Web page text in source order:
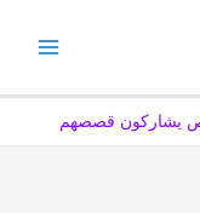
يشاركون قصصهم